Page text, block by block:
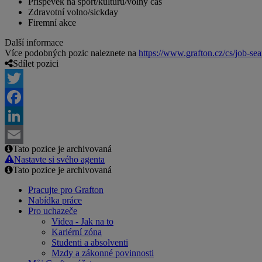
Zdravotní volno/sickday
Firemní akce
Další informace
Více podobných pozic naleznete na https://www.grafton.cz/cs/job-
Sdílet pozici
Twitter
Facebook
LinkedIn
Email
Tato pozice je archivovaná
Nastavte si svého agenta
Tato pozice je archivovaná
Pracujte pro Grafton
Nabídka práce
Pro uchazeče
Videa - Jak na to
Kariérní zóna
Studenti a absolventi
Mzdy a zákonné povinnosti